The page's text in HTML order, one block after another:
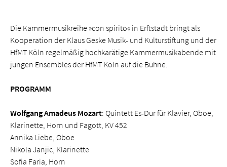
Die Kammermusikreihe »con spirito« in Erftstadt bringt als
Kooperation der Klaus Geske Musik- und Kulturstiftung und der
HfMT Köln regelmäßig hochkarätige Kammermusikabende mit
jungen Ensembles der HfMT Köln auf die Bühne.
PROGRAMM
Wolfgang Amadeus Mozart: Quintett Es-Dur für Klavier, Oboe,
Klarinette, Horn und Fagott, KV 452
Annika Liebe, Oboe
Nikola Janjic, Klarinette
Sofia Faria, Horn